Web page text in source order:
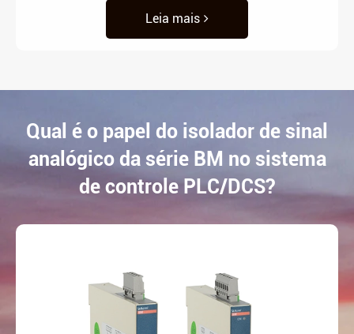
Leia mais
Qual é o papel do isolador de sinal
analógico da série BM no sistema
de controle PLC/DCS?